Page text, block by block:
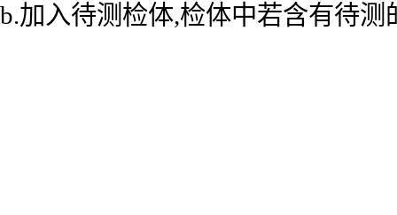
b.加入待测检体,检体中若含有待